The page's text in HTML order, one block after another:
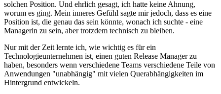
solchen Position. Und ehrlich gesagt, ich hatte keine Ahnung,
worum es ging. Mein inneres Gefühl sagte mir jedoch, dass es eine
Position ist, die genau das sein könnte, wonach ich suchte - eine
Managerin zu sein, aber trotzdem technisch zu bleiben.
Nur mit der Zeit lernte ich, wie wichtig es für ein
Technologieunternehmen ist, einen guten Release Manager zu
haben, besonders wenn verschiedene Teams verschiedene Teile von
Anwendungen "unabhängig" mit vielen Querabhängigkeiten im
Hintergrund entwickeln.